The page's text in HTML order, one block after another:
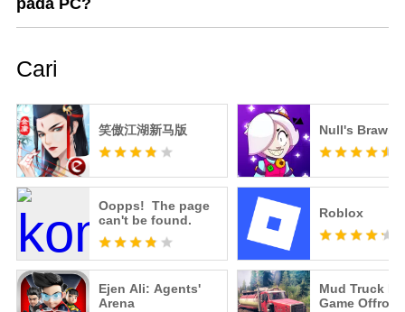
pada PC?
Cari
笑傲江湖新马版 Null's Brawl
Oopps! The page
can't be found.
Roblox
Ejen Ali: Agents'
Arena
Mud Truck
Game Offroad